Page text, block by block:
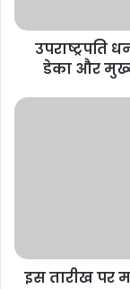
डेका और
इस तारीख पर